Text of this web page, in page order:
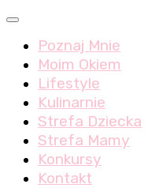
Skip
content
Menu
Poznaj Mnie
Moim Okiem
Lifestyle
Kulinarnie
Strefa Dziecka
Strefa Mamy
Konkursy
Kontakt